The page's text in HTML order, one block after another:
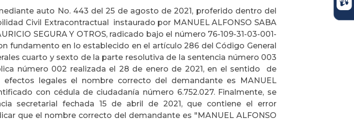
auto No. 443 del 25 de agosto de 2021, proferido dentro del
Civil Extracontractual instaurado por MANUEL ALFONSO SABA
SEGURA Y OTROS, radicado bajo el número 76-109-31-03-001-
fundamento en lo establecido en el artículo 286 del Código General
cuarto y sexto de la parte resolutiva de la sentencia número 003
número 002 realizada el 28 de enero de 2021, en el sentido de
legales el nombre correcto del demandante es MANUEL
con cédula de ciudadanía número 6.752.027. Finalmente, se
secretarial fechada 15 de abril de 2021, que contiene el error
que el nombre correcto del demandante es "MANUEL ALFONSO